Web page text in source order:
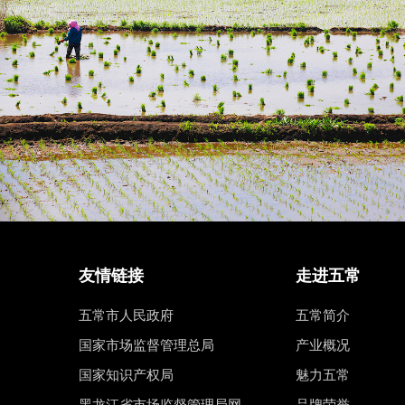
友情链接
五常市人民政府
国家市场监督管理总局
国家知识产权局
走进五常
五常简介
产业概况
魅力五常